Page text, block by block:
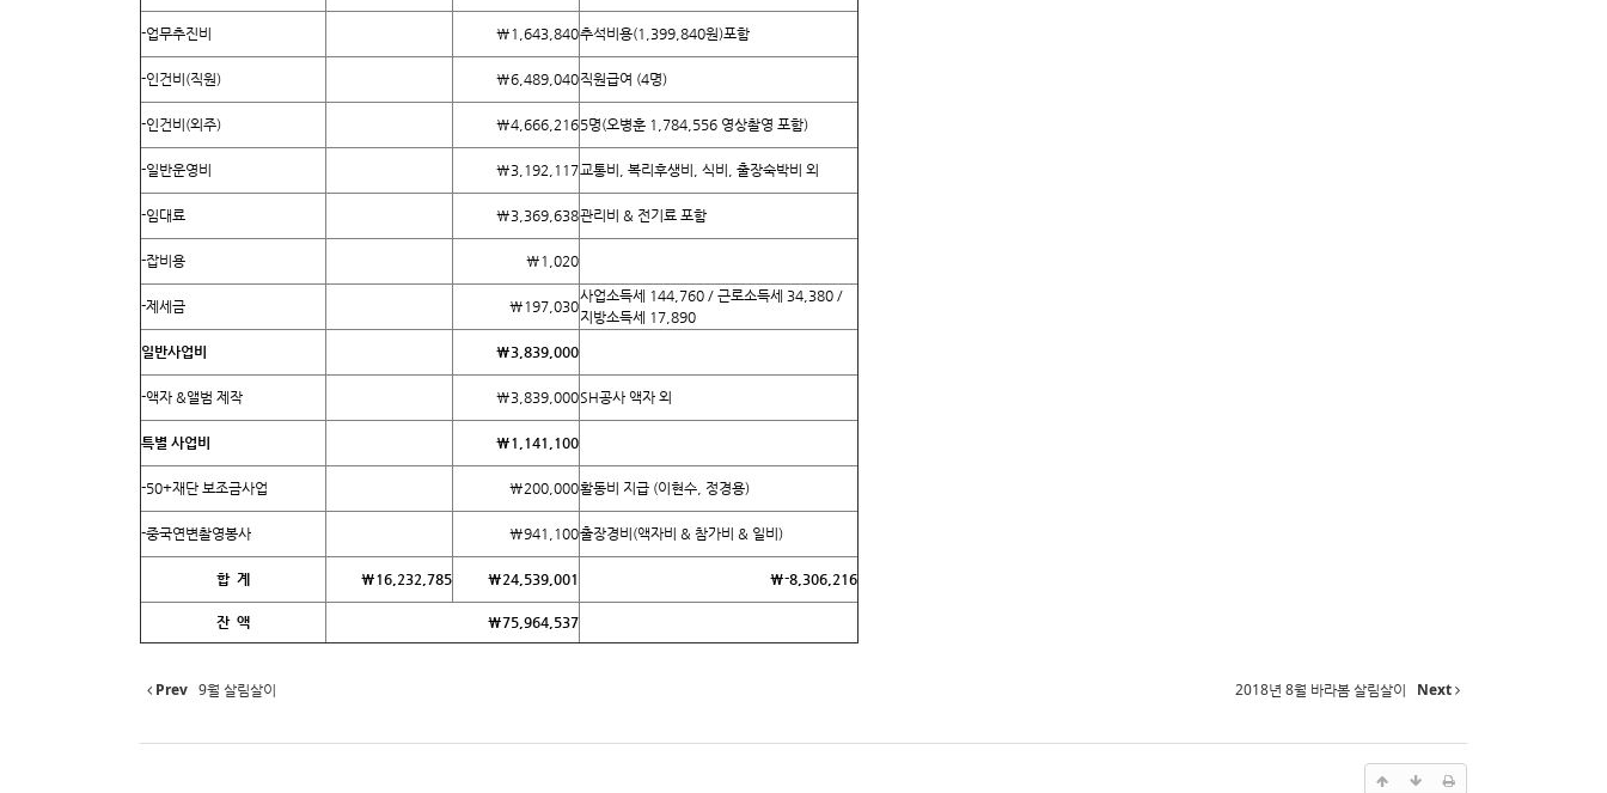
-업무추진비 ₩1,643,840추석비용(1,399,840원)포함
-인건비(직원) ₩6,489,040직원급여 (4명)
-인건비(외주) ₩4,666,2165명(오병훈 1,784,556 영상촬영 포함)
-일반운영비 ₩3,192,117교통비, 복리후생비, 식비, 출장숙박비 외
-임대료 ₩3,369,638관리비 & 전기료 포함
-잡비용 ₩1,020
-제세금 ₩197,030
사업소득세 144,760 / 근로소득세 34,380 /
지방소득세 17,890
일반사업비 ₩3,839,000
-액자 &앨범 제작 ₩3,839,000SH공사 액자 외
특별 사업비 ₩1,141,100
-50+재단 보조금사업 ₩200,000활동비 지급 (이현수, 정경용)
-중국연변촬영봉사 ₩941,100출장경비(액자비 & 참가비 & 일비)
합 계 ₩16,232,785 ₩24,539,001 ₩-8,306,216
잔 액 ₩75,964,537
Prev 9월 살림살이 2018년 8월 바라봄 살림살이 Next